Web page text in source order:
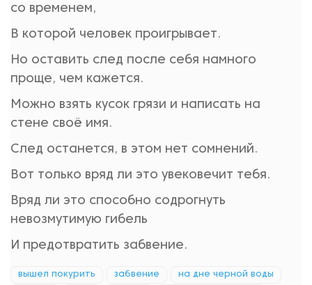
со временем,
В которой человек проигрывает.
Но оставить след после себя намного
проще, чем кажется.
Можно взять кусок грязи и написать на
стене своё имя.
След останется, в этом нет сомнений.
Вот только вряд ли это увековечит тебя.
Вряд ли это способно содрогнуть
невозмутимую гибель
И предотвратить забвение.
вышел покурить забвение на дне черной воды